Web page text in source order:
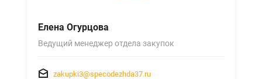
Елена Огурцова
Ведущий менеджер отдела закупок
zakupki3@specodezhda37.ru